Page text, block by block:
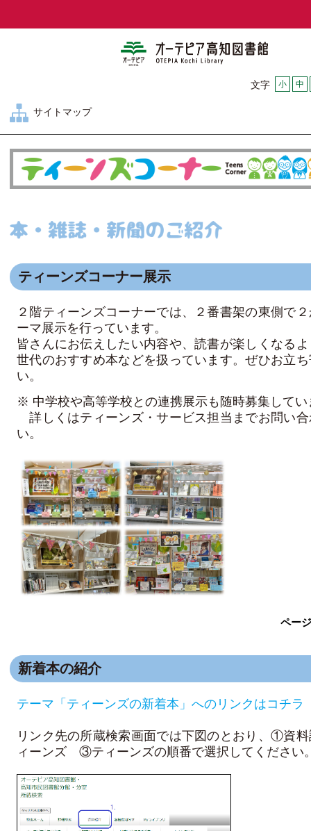
文字 小 中
サイトマップ
ティーンズコーナー展示
２階ティーンズコーナーでは、２番書架の東側で
ーマ展示を行っています。
皆さんにお伝えしたい内容や、読書が楽しくなる
世代のおすすめ本などを扱っています。ぜひお立
い。
※ 中学校や高等学校との連携展示も随時募集してい
詳しくはティーンズ・サービス担当までお問い
い。
ペー
新着本の紹介
テーマ「ティーンズの新着本」へのリンクはコチラ
リンク先の所蔵検索画面では下図のとおり、①
ィーンズ ③ティーンズの順番で選択してください